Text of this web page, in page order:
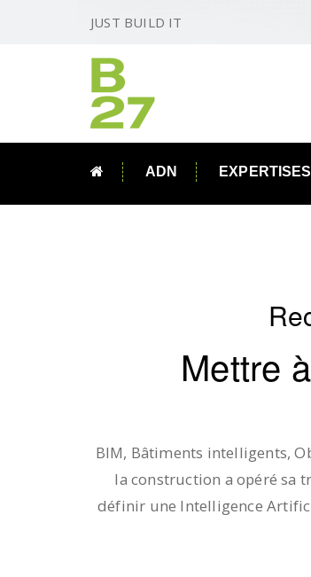
JUST BUILD IT
ADN EXPERTISES
Mettre
BIM, Bâtiments intelligents,
la construction a opéré sa
définir une Intelligence